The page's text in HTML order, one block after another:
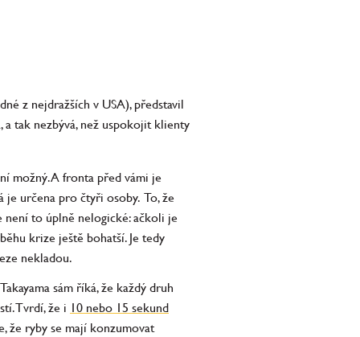
z nejdražších v USA), představil
tak nezbývá, než uspokojit klienty
možný. A fronta před vámi je
je určena pro čtyři osoby. To, že
není to úplně nelogické: ačkoli je
krize ještě bohatší. Je tedy
nekladou.
sám říká, že každý druh
Tvrdí, že i 10 nebo 15 sekund
že ryby se mají konzumovat